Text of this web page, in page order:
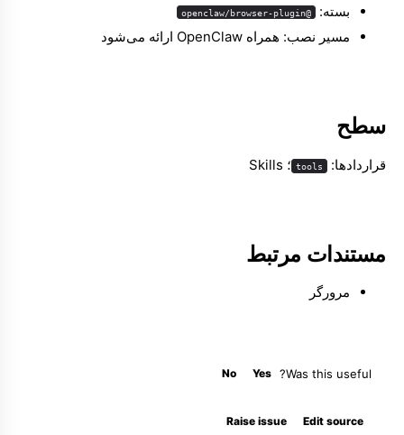
بسته: @openclaw/browser-plugin
مسیر نصب: همراه OpenClaw ارائه می‌شود
سطح
قراردادها: tools ؛ Skills
مستندات مرتبط
مرورگر
Was this useful?
Yes
No
Edit source
Raise issue